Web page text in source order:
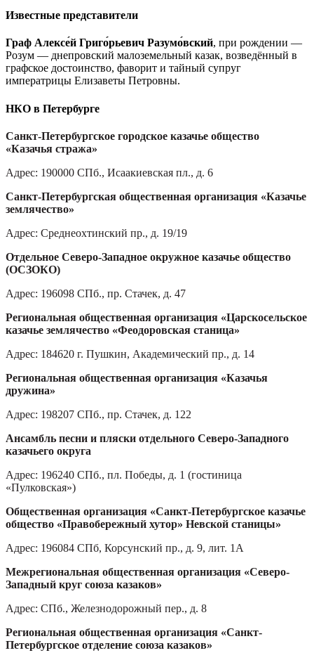
Известные представители
Граф Алексе́й Григо́рьевич Разумо́вский, при рождении —
Розум — днепровский малоземельный казак, возведённый в
графское достоинство, фаворит и тайный супруг
императрицы Елизаветы Петровны.
НКО в Петербурге
Санкт-Петербургское городское казачье общество
«Казачья стража»
Адрес: 190000 СПб., Исаакиевская пл., д. 6
Санкт-Петербургская общественная организация «Казачье
землячество»
Адрес: Среднеохтинский пр., д. 19/19
Отдельное Северо-Западное окружное казачье общество
(ОСЗОКО)
Адрес: 196098 СПб., пр. Стачек, д. 47
Региональная общественная организация «Царскосельское
казачье землячество «Феодоровская станица»
Адрес: 184620 г. Пушкин, Академический пр., д. 14
Региональная общественная организация «Казачья
дружина»
Адрес: 198207 СПб., пр. Стачек, д. 122
Ансамбль песни и пляски отдельного Северо-Западного
казачьего округа
Адрес: 196240 СПб., пл. Победы, д. 1 (гостиница
«Пулковская»)
Общественная организация «Санкт-Петербургское казачье
общество «Правобережный хутор» Невской станицы»
Адрес: 196084 СПб, Корсунский пр., д. 9, лит. 1А
Межрегиональная общественная организация «Северо-
Западный круг союза казаков»
Адрес: СПб., Железнодорожный пер., д. 8
Региональная общественная организация «Санкт-
Петербургское отделение союза казаков»